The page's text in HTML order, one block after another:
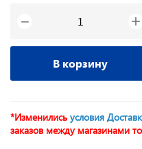
− +
В корзину
*Изменились условия
заказов между магазинами